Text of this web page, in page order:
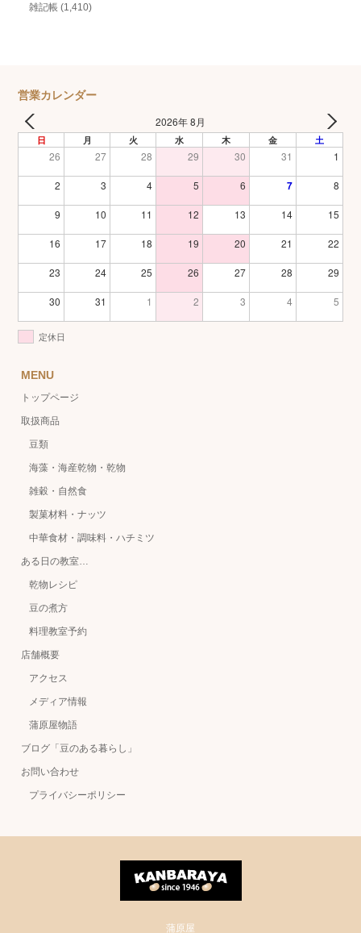
雑記帳 (1,410)
営業カレンダー
2026年 8月
日 月 火 水 木 金 土
26 27 28 29 30 31 1
2 3 4 5 6 7 8
9 10 11 12 13 14 15
16 17 18 19 20 21 22
23 24 25 26 27 28 29
30 31 1 2 3 4 5
定休日
MENU
トップページ
取扱商品
豆類
海藻・海産乾物・乾物
雑穀・自然食
製菓材料・ナッツ
中華食材・調味料・ハチミツ
ある日の教室…
乾物レシピ
豆の煮方
料理教室予約
店舗概要
アクセス
メディア情報
蒲原屋物語
ブログ「豆のある暮らし」
お問い合わせ
プライバシーポリシー
蒲原屋